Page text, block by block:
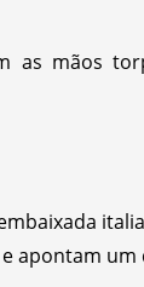
as mãos
apontam um